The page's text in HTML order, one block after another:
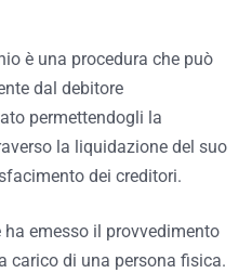
è una procedura che può
dal debitore
permettendogli la
la liquidazione del suo
dei creditori.
emesso il provvedimento
carico di una persona fisica.